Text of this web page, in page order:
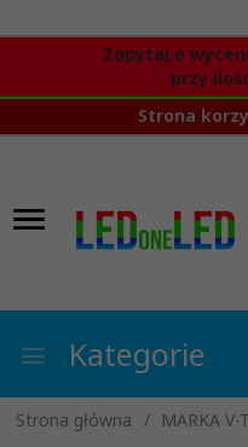
Zapytaj o
przy
Strona
Kategorie
Strona główna MARKA V-